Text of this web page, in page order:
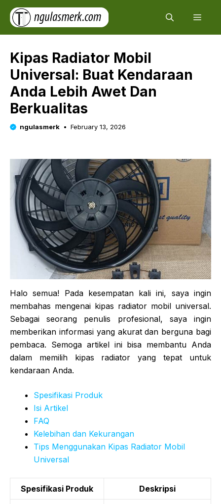
Skip
content
Kipas Radiator Mobil
Universal: Buat Kendaraan
Anda Lebih Awet Dan
Berkualitas
ngulasmerk February 13, 2026
Halo semua! Pada kesempatan kali ini, saya ingin
membahas mengenai kipas radiator mobil universal.
Sebagai seorang penulis profesional, saya ingin
memberikan informasi yang akurat dan berguna bagi
pembaca. Semoga artikel ini bisa membantu Anda
dalam memilih kipas radiator yang tepat untuk
kendaraan Anda.
Spesifikasi Produk
Isi Artikel
FAQ
Kelebihan dan Kekurangan
Tips Menggunakan Kipas Radiator Mobil
Universal
Spesifikasi Produk Deskripsi